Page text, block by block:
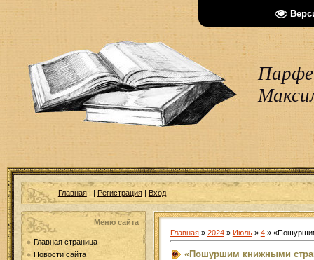
Главная| | Регистрация| Вход
Меню сайта
Главная страница
Новости сайта
Главная» 2024 » Июль » 4»
«Пошуршим книжными